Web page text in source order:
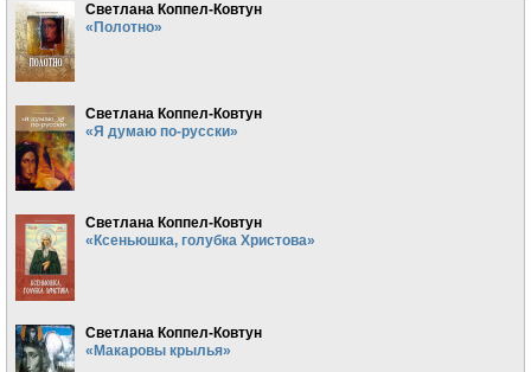
Светлана Коппел-Ковтун
«Полотно»
Светлана Коппел-Ковтун
«Я думаю по-русски»
Светлана Коппел-Ковтун
«Ксеньюшка, голубка Христова»
Светлана Коппел-Ковтун
«Макаровы крылья»